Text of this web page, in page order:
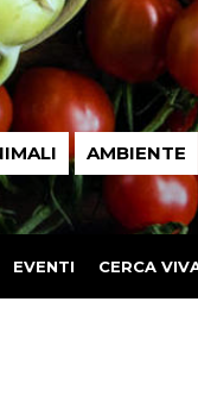
AMBIENTE
EVENTI CERCA